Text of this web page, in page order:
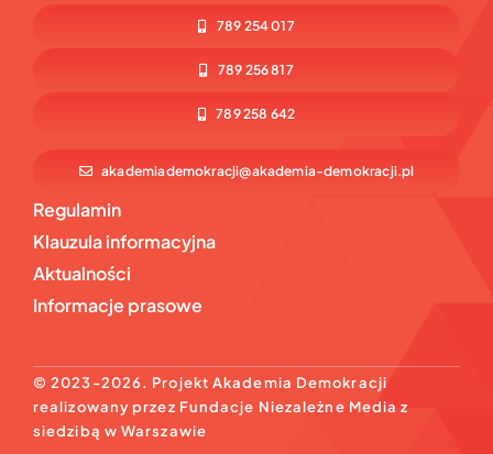
789 254 017
789 256 817
789 258 642
akademiademokracji@akademia-demokracji.pl
Regulamin
Klauzula informacyjna
Aktualności
Informacje prasowe
© 2023-2026. Projekt Akademia Demokracji
realizowany przez Fundacje Niezależne Media z
siedzibą w Warszawie